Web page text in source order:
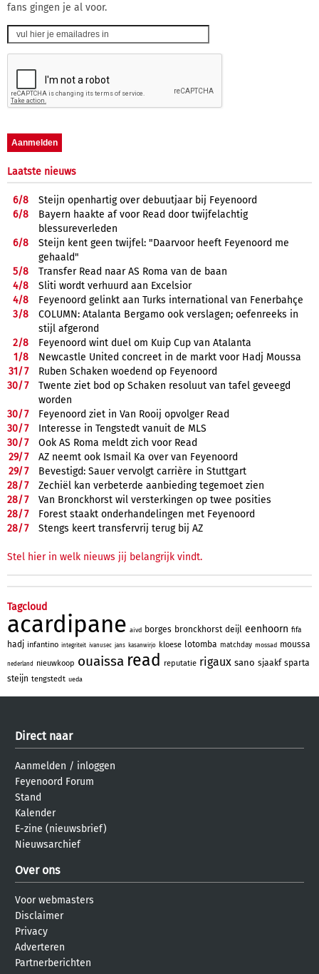
fans gingen je al voor.
Laatste nieuws
6/8
Steijn openhartig over debuutjaar bij Feyenoord
6/8
Bayern haakte af voor Read door twijfelachtig
blessureverleden
6/8
Steijn kent geen twijfel: "Daarvoor heeft Feyenoord me
gehaald"
5/8
Transfer Read naar AS Roma van de baan
4/8
Sliti wordt verhuurd aan Excelsior
4/8
Feyenoord gelinkt aan Turks international van Fenerbahçe
3/8
COLUMN: Atalanta Bergamo ook verslagen; oefenreeks in
stijl afgerond
2/8
Feyenoord wint duel om Kuip Cup van Atalanta
1/8
Newcastle United concreet in de markt voor Hadj Moussa
31/7
Ruben Schaken woedend op Feyenoord
30/7
Twente ziet bod op Schaken resoluut van tafel geveegd
worden
30/7
Feyenoord ziet in Van Rooij opvolger Read
30/7
Interesse in Tengstedt vanuit de MLS
30/7
Ook AS Roma meldt zich voor Read
29/7
AZ neemt ook Ismail Ka over van Feyenoord
29/7
Bevestigd: Sauer vervolgt carrière in Stuttgart
28/7
Zechiël kan verbeterde aanbieding tegemoet zien
28/7
Van Bronckhorst wil versterkingen op twee posities
28/7
Forest staakt onderhandelingen met Feyenoord
28/7 Stengs keert transfervrij terug bij AZ
Stel hier in welk nieuws jij belangrijk vindt.
Tagcloud
acardipane aivd borges bronckhorst deijl eenhoorn fifa
hadj infantino integriteit ivanusec jans kasanwirjo kloese lotomba matchday mossad moussa
nederland nieuwkoop ouaissa read reputatie rigaux sano sjaakf sparta
steijn tengstedt ueda
Direct naar
Aanmelden / inloggen
Feyenoord Forum
Stand
Kalender
E-zine (nieuwsbrief)
Nieuwsarchief
Over ons
Voor webmasters
Disclaimer
Privacy
Adverteren
Partnerberichten